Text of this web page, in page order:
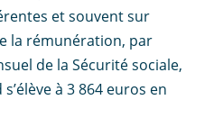
et souvent sur
la rémunération, par
de la Sécurité sociale,
à 3 864 euros en